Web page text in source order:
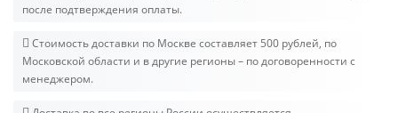
после подтверждения оплаты.
Стоимость доставки по Москве составляет 500 рублей, по
Московской области и в другие регионы – по договоренности с
менеджером.